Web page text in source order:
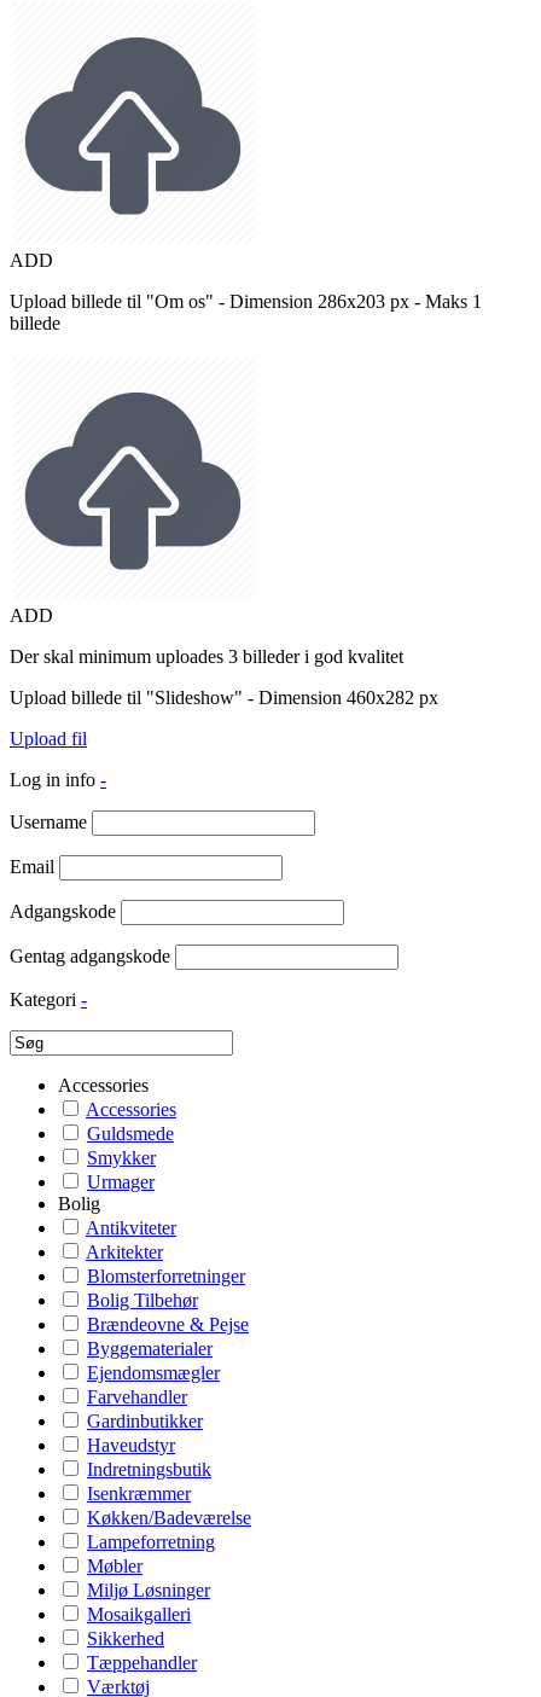
ADD
Upload billede til "Om os" - Dimension 286x203 px - Maks 1
billede
ADD
Der skal minimum uploades 3 billeder i god kvalitet
Upload billede til "Slideshow" - Dimension 460x282 px
Upload fil
Log in info -
Username
Email
Adgangskode
Gentag adgangskode
Kategori -
Accessories
Accessories
Guldsmede
Smykker
Urmager
Bolig
Antikviteter
Arkitekter
Blomsterforretninger
Bolig Tilbehør
Brændeovne & Pejse
Byggematerialer
Ejendomsmægler
Farvehandler
Gardinbutikker
Haveudstyr
Indretningsbutik
Isenkræmmer
Køkken/Badeværelse
Lampeforretning
Møbler
Miljø Løsninger
Mosaikgalleri
Sikkerhed
Tæppehandler
Værktøj